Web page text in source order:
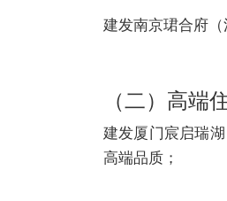
建发南京珺合府
（二）高端
建发厦门宸启瑞
高端品质；